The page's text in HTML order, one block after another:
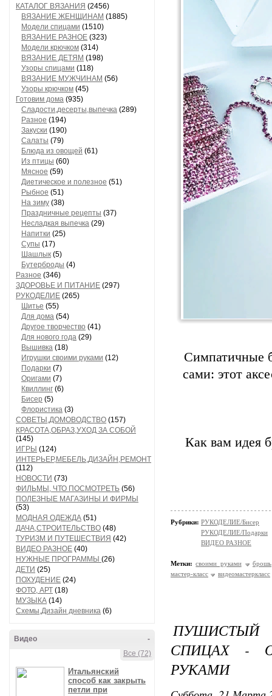
КАТАЛОГ ВЯЗАНИЯ (2456)
ВЯЗАНИЕ ЖЕНЩИНАМ (1885)
Модели спицами (1510)
ВЯЗАНИЕ РАЗНОЕ (323)
Модели крючком (314)
ВЯЗАНИЕ ДЕТЯМ (198)
Узоры спицами (118)
ВЯЗАНИЕ МУЖЧИНАМ (56)
Узоры крючком (45)
Готовим дома (935)
Сладости,десерты,выпечка (289)
Разное (194)
Закуски (190)
Салаты (79)
Блюда из овощей (61)
Из птицы (60)
Мясное (59)
Диетическое и полезное (51)
Рыбное (51)
На зиму (38)
Праздничные рецепты (37)
Несладкая выпечка (29)
Напитки (25)
Супы (17)
Шашлык (5)
Бутерброды (4)
Разное (346)
ЗДОРОВЬЕ И ПИТАНИЕ (297)
РУКОДЕЛИЕ (265)
Шитье (55)
Для дома (54)
Другое творчество (41)
Для нового года (29)
Вышивка (18)
Игрушки своими руками (12)
Подарки (7)
Оригами (7)
Квиллинг (6)
Бисер (5)
Флористика (3)
СОВЕТЫ,ДОМОВОДСТВО (157)
КРАСОТА,ОБРАЗ,УХОД ЗА СОБОЙ
(145)
ИГРЫ (124)
ИНТЕРЬЕР,МЕБЕЛЬ,ДИЗАЙН,РЕМОНТ
(112)
НОВОСТИ (73)
ФИЛЬМЫ, ЧТО ПОСМОТРЕТЬ (56)
ПОЛЕЗНЫЕ МАГАЗИНЫ И ФИРМЫ
(53)
МОДНАЯ ОДЕЖДА (51)
ДАЧА,СТРОИТЕЛЬСТВО (48)
ТУРИЗМ И ПУТЕШЕСТВИЯ (42)
ВИДЕО РАЗНОЕ (40)
НУЖНЫЕ ПРОГРАММЫ (26)
ДЕТИ (25)
ПОХУДЕНИЕ (24)
ФОТО, АРТ (18)
МУЗЫКА (14)
Схемы,Дизайн дневника (6)
-
Видео
Все (72)
Итальянский
способ как закрыть
петли при
Симпатичные
сами: этот
Как вам идея
Рубрики: РУКОДЕЛИЕ/Бисер
РУКОДЕЛИЕ/Подарки
ВИДЕО РАЗНОЕ
Метки: своими руками
брошь
мастер-класс
видеомастеркласс
ПУШИСТЫЙ
СПИЦАХ -
РУКАМИ